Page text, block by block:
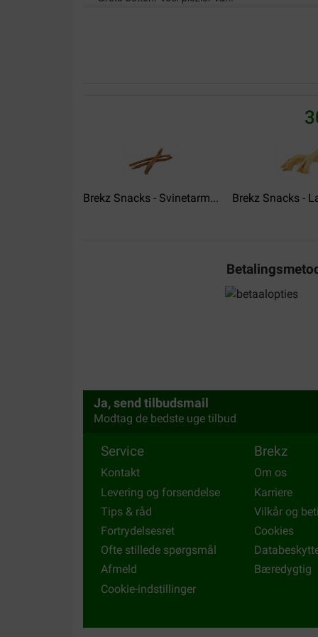
Brekz Snacks - Svinetarm... Brekz Snacks -
Ja, send tilbudsmail
Modtag de bedste uge tilbud
Service
Kontakt
Levering og forsendelse
Tips & råd
Fortrydelsesret
Ofte stillede spørgsmål
Afmeld
Cookie-indstillinger
Brekz
Om os
Karriere
Vilkår og
Cookies
Bæredygtig